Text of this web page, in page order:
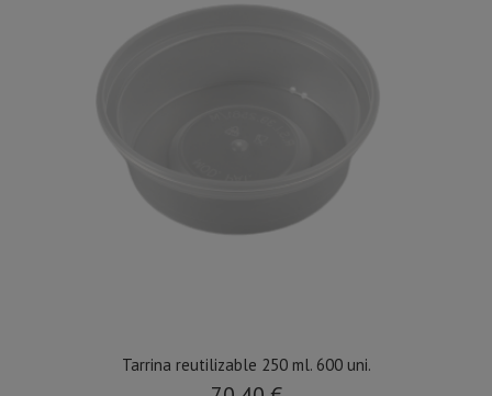
Tarrina reutilizable 250 ml. 600 uni.